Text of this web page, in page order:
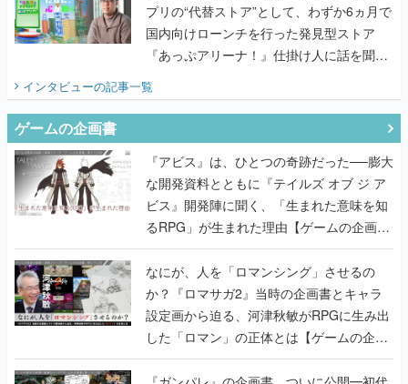
プリの“代替ストア”として、わずか6ヵ月で
国内向けローンチを行った発見型ストア
『あっぷアリーナ！』仕掛け人に話を聞い
てみた
インタビューの記事一覧
ゲームの企画書
『アビス』は、ひとつの奇跡だった──膨大
な開発資料とともに『テイルズ オブ ジ ア
ビス』開発陣に聞く、「生まれた意味を知
るRPG」が生まれた理由【ゲームの企画
書】
なにが、人を「ロマンシング」させるの
か？『ロマサガ2』当時の企画書とキャラ
設定画から迫る、河津秋敏がRPGに生み出
した「ロマン」の正体とは【ゲームの企画
書】